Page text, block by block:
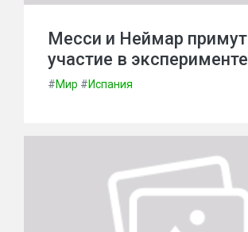
Месси и Неймар примут
участие в эксперименте
#Мир #Испания